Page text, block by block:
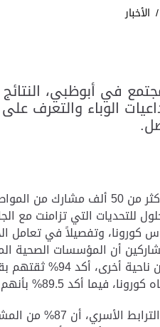
الأخبار
في أبوظبي،
الوباء
وقد شارك في الاستبيان
المتعلقة بالأزمة من المصادر الرسمية فقط.